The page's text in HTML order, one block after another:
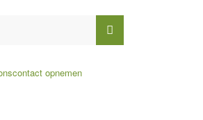
contact opnemen